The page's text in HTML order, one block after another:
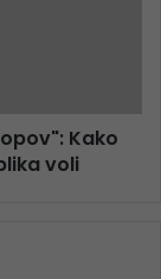
Kako
voli